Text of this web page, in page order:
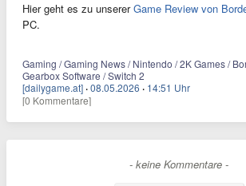
Hier geht es zu unsererGame Review von
PC.
Gaming / Gaming News / Nintendo / 2K Games /
Gearbox Software / Switch 2
[dailygame.at] ·08.05.2026 · 14:51 Uhr
[0 Kommentare]
- keine Kommentare -